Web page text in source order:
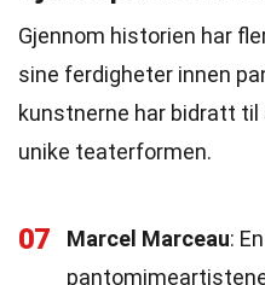
Gjennom historien har
sine ferdigheter innen
kunstnerne har bidratt
unike teaterformen.
07 Marcel Marceau: